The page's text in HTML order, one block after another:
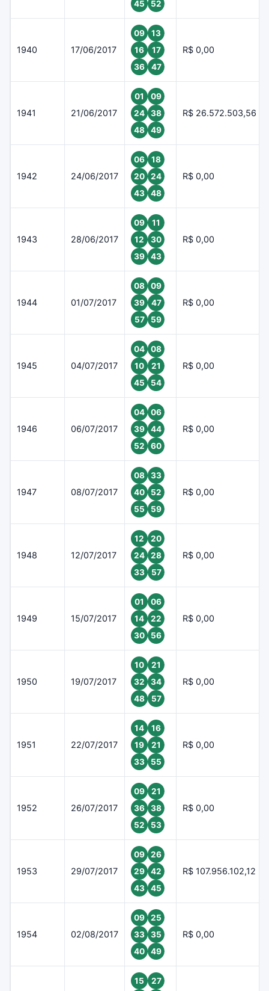
45 52
1940 17/06/2017
09
13
16
17
36
47
R$ 0,00
1941 21/06/2017
01
09
24
38
48
49
R$ 26.572.503,56
1942 24/06/2017
06
18
20
24
43
48
R$ 0,00
1943 28/06/2017
09
11
12
30
39
43
R$ 0,00
1944 01/07/2017
08
09
39
47
57
59
R$ 0,00
1945 04/07/2017
04
08
10
21
45
54
R$ 0,00
1946 06/07/2017
04
06
39
44
52
60
R$ 0,00
1947 08/07/2017
08
33
40
52
55
59
R$ 0,00
1948 12/07/2017
12
20
24
28
33
57
R$ 0,00
1949 15/07/2017
01
06
14
22
30
56
R$ 0,00
1950 19/07/2017
10
21
32
34
48
57
R$ 0,00
1951 22/07/2017
14
16
19
21
33
55
R$ 0,00
1952 26/07/2017
09
21
36
38
52
53
R$ 0,00
1953 29/07/2017
09
26
29
42
43
45
R$ 107.956.102,12
1954 02/08/2017
09
25
33
35
40
49
R$ 0,00
15
27